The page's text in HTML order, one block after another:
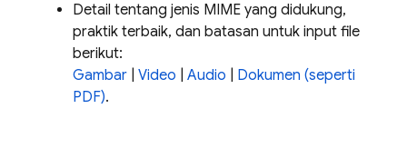
Detail tentang jenis MIME yang didukung,
praktik terbaik, dan batasan untuk input file
berikut:
Gambar Video Audio
Dokumen (seperti
PDF).